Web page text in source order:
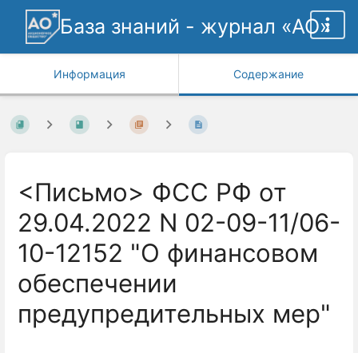
База знаний - журнал «АО»
Информация Содержание
<Письмо> ФСС РФ от
29.04.2022 N 02-09-11/06-
10-12152 "О финансовом
обеспечении
предупредительных мер"